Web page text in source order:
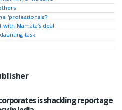
'professionals'?
Mamata’s deal
task
is shackling reportage